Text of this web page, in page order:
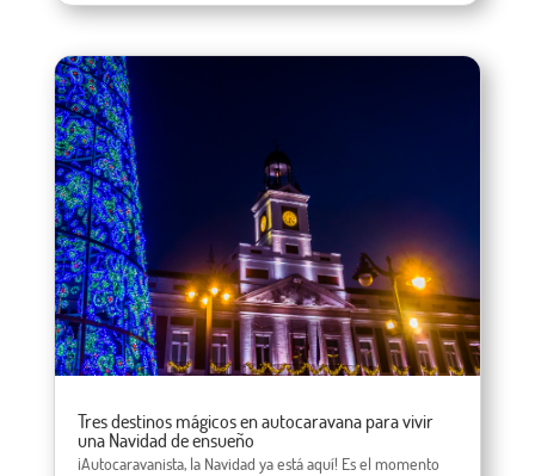
Tres destinos mágicos en autocaravana para vivir
una Navidad de ensueño
¡Autocaravanista, la Navidad ya está aquí! Es el momento